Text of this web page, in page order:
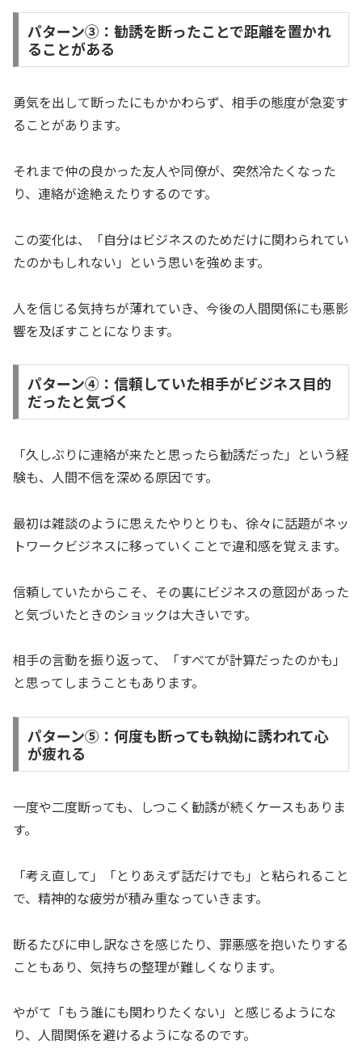
パターン③：勧誘を断ったことで距離を置かれ
ることがある
勇気を出して断ったにもかかわらず、相手の態度が急変す
ることがあります。
それまで仲の良かった友人や同僚が、突然冷たくなった
り、連絡が途絶えたりするのです。
この変化は、「自分はビジネスのためだけに関わられてい
たのかもしれない」という思いを強めます。
人を信じる気持ちが薄れていき、今後の人間関係にも悪影
響を及ぼすことになります。
パターン④：信頼していた相手がビジネス目的
だったと気づく
「久しぶりに連絡が来たと思ったら勧誘だった」という経
験も、人間不信を深める原因です。
最初は雑談のように思えたやりとりも、徐々に話題がネッ
トワークビジネスに移っていくことで違和感を覚えます。
信頼していたからこそ、その裏にビジネスの意図があった
と気づいたときのショックは大きいです。
相手の言動を振り返って、「すべてが計算だったのかも」
と思ってしまうこともあります。
パターン⑤：何度も断っても執拗に誘われて心
が疲れる
一度や二度断っても、しつこく勧誘が続くケースもありま
す。
「考え直して」「とりあえず話だけでも」と粘られること
で、精神的な疲労が積み重なっていきます。
断るたびに申し訳なさを感じたり、罪悪感を抱いたりする
こともあり、気持ちの整理が難しくなります。
やがて「もう誰にも関わりたくない」と感じるようにな
り、人間関係を避けるようになるのです。